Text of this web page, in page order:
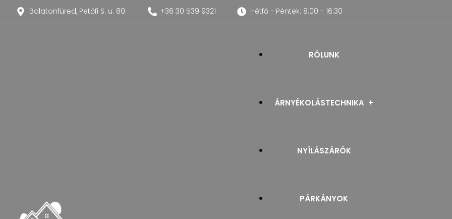
Balatonfüred, Petőfi S. u. 80. +36 30 539 9321 Hétfő - Péntek: 8:00 - 16:30
RÓLUNK
ÁRNYÉKOLÁSTECHNIKA
NYÍLÁSZÁRÓK
PÁRKÁNYOK